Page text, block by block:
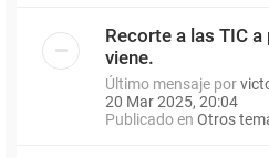
Recorte a las TIC
viene.
Último mensaje por
20 Mar 2025, 20:04
Publicado en Otros